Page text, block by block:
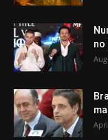
no